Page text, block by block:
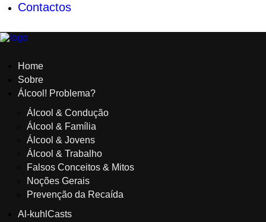
Contactos
Home
Sobre
Álcool! Problema?
Álcool & Condução
Álcool & Família
Álcool & Jovens
Álcool & Trabalho
Falsos Conceitos & Mitos
Noções Gerais
Prevenção da Recaída
Al-kuhlCasts